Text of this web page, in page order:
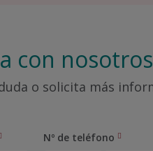
con nosotros
o solicita más
Nº de teléfono